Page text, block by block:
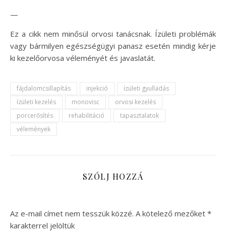
—
Ez a cikk nem minősül orvosi tanácsnak. Ízületi problémák
vagy bármilyen egészségügyi panasz esetén mindig kérje
ki kezelőorvosa véleményét és javaslatát.
fájdalomcsillapítás injekció
ízületi gyulladás
ízületi kezelés
monovisc
orvosi kezelés
porcerősítés
rehabilitáció
tapasztalatok
vélemények
SZÓLJ HOZZÁ
Az e-mail címet nem tesszük közzé. A kötelező mezőket *
karakterrel jelöltük